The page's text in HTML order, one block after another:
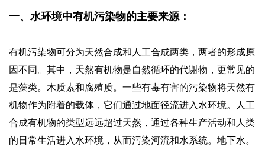
一、水环境中有机污染物的主要来源：
有机污染物可分为天然合成和人工合成两类，两者的形成原
因不同。其中，天然有机物是自然循环的代谢物，更常见的
是藻类。木质素和腐殖质。一些有毒有害的污染物将天然有
机物作为附着的载体，它们通过地面径流进入水环境。人工
合成有机物的类型远远超过天然，通过各种生产活动和人类
的日常生活进入水环境，从而污染河流和水系统。地下水。